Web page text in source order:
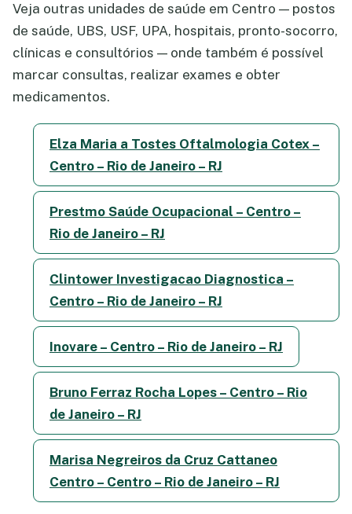
Veja outras unidades de saúde em Centro — postos
de saúde, UBS, USF, UPA, hospitais, pronto-socorro,
clínicas e consultórios — onde também é possível
marcar consultas, realizar exames e obter
medicamentos.
Elza Maria a Tostes Oftalmologia Cotex –
Centro – Rio de Janeiro – RJ
Prestmo Saúde Ocupacional – Centro –
Rio de Janeiro – RJ
Clintower Investigacao Diagnostica –
Centro – Rio de Janeiro – RJ
Inovare – Centro – Rio de Janeiro – RJ
Bruno Ferraz Rocha Lopes – Centro – Rio
de Janeiro – RJ
Marisa Negreiros da Cruz Cattaneo
Centro – Centro – Rio de Janeiro – RJ